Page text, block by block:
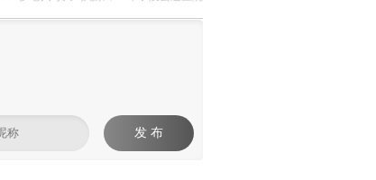
发 布